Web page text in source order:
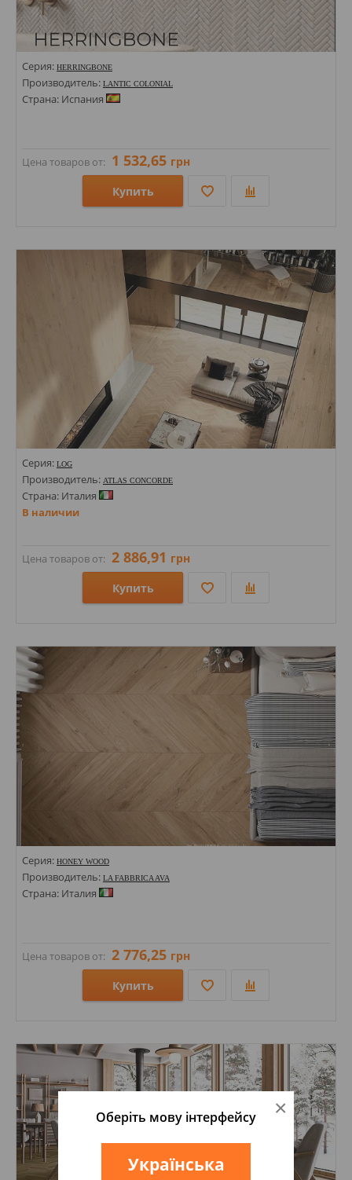
Серия: HERRINGBONE
Производитель: LANTIC COLONIAL
Страна: Испания
Цена товаров от: 1 532,65 грн
Купить
Стили: Мозаика;
Серия: LOG
Производитель: ATLAS CONCORDE
Страна: Италия
В наличии
Цена товаров от: 2 886,91 грн
Купить
Стили: Под дерево; Под паркет;
Цвета:
Серия: HONEY WOOD
Производитель: LA FABBRICA AVA
Страна: Италия
Цена товаров от: 2 776,25 грн
Купить
Стили: Под бетон; Под дерево;
×
Оберіть мову інтерфейсу
Українська